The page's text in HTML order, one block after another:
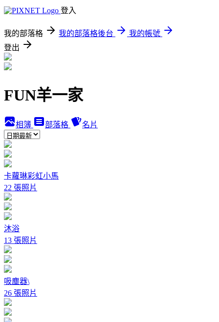
登入
我的部落格 我的部落格後台
我的帳號
登出
FUN羊一家
相簿 部落格 名片
卡蘿琳彩虹小馬
22 張照片
沐浴
13 張照片
吸塵器\
26 張照片